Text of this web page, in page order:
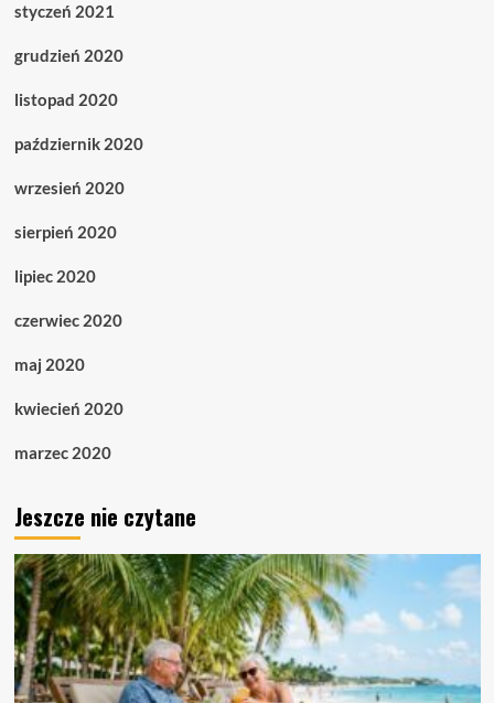
styczeń 2021
grudzień 2020
listopad 2020
październik 2020
wrzesień 2020
sierpień 2020
lipiec 2020
czerwiec 2020
maj 2020
kwiecień 2020
marzec 2020
Jeszcze nie czytane